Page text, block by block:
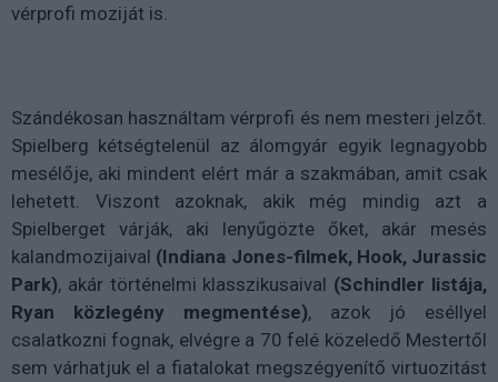
vérprofi moziját is.
Szándékosan használtam vérprofi és nem mesteri jelzőt.
Spielberg kétségtelenül az álomgyár egyik legnagyobb
mesélője, aki mindent elért már a szakmában, amit csak
lehetett. Viszont azoknak, akik még mindig azt a
Spielberget várják, aki lenyűgözte őket, akár mesés
kalandmozijaival (Indiana Jones-filmek, Hook, Jurassic
Park), akár történelmi klasszikusaival (Schindler listája,
Ryan közlegény megmentése), azok jó eséllyel
csalatkozni fognak, elvégre a 70 felé közeledő Mestertől
sem várhatjuk el a fiatalokat megszégyenítő virtuozitást